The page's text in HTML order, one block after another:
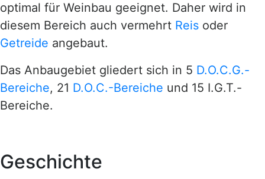
optimal für Weinbau geeignet. Daher wird in
diesem Bereich auch vermehrt Reis oder
Getreide angebaut.
Das Anbaugebiet gliedert sich in 5 D.O.C.G.-
Bereiche, 21 D.O.C.-Bereiche und 15 I.G.T.-
Bereiche.
Geschichte